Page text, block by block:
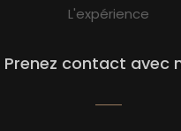
L'expérience
Prenez contact avec